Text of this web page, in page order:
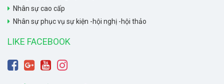
Nhân sự cao cấp
Nhân sự phục vụ sự kiện -hội nghị -hội thảo
LIKE FACEBOOK